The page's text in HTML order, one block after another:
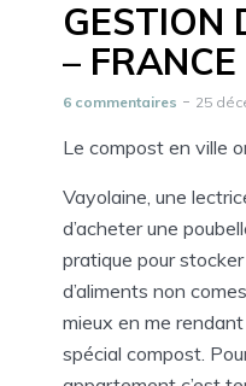
GESTION
–
6 commentaires 25
Le compost en ville
Vayolaine, une
d’acheter une
pratique pour
d’aliments non
mieux en me
spécial compost.